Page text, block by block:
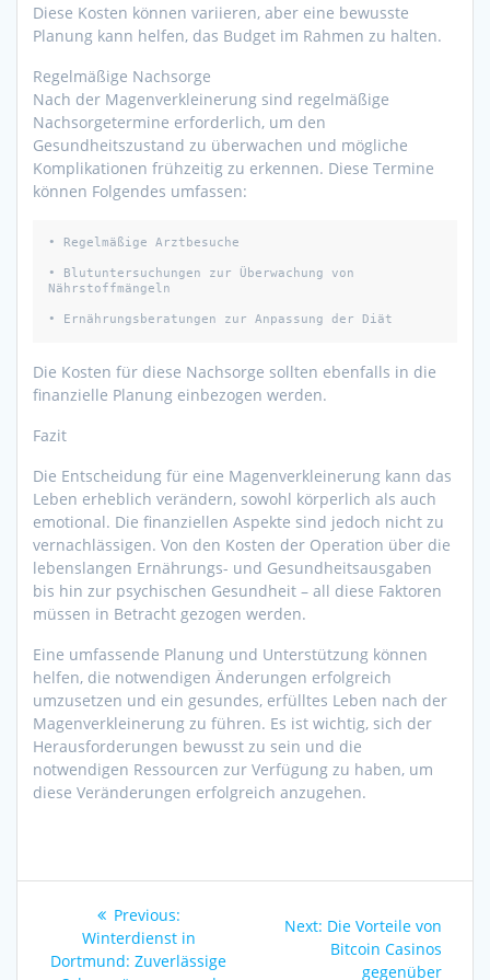
Diese Kosten können variieren, aber eine bewusste
Planung kann helfen, das Budget im Rahmen zu halten.
Regelmäßige Nachsorge
Nach der Magenverkleinerung sind regelmäßige
Nachsorgetermine erforderlich, um den
Gesundheitszustand zu überwachen und mögliche
Komplikationen frühzeitig zu erkennen. Diese Termine
können Folgendes umfassen:
• Regelmäßige Arztbesuche
• Blutuntersuchungen zur Überwachung von
Nährstoffmängeln
• Ernährungsberatungen zur Anpassung der Diät
Die Kosten für diese Nachsorge sollten ebenfalls in die
finanzielle Planung einbezogen werden.
Fazit
Die Entscheidung für eine Magenverkleinerung kann das
Leben erheblich verändern, sowohl körperlich als auch
emotional. Die finanziellen Aspekte sind jedoch nicht zu
vernachlässigen. Von den Kosten der Operation über die
lebenslangen Ernährungs- und Gesundheitsausgaben
bis hin zur psychischen Gesundheit – all diese Faktoren
müssen in Betracht gezogen werden.
Eine umfassende Planung und Unterstützung können
helfen, die notwendigen Änderungen erfolgreich
umzusetzen und ein gesundes, erfülltes Leben nach der
Magenverkleinerung zu führen. Es ist wichtig, sich der
Herausforderungen bewusst zu sein und die
notwendigen Ressourcen zur Verfügung zu haben, um
diese Veränderungen erfolgreich anzugehen.
navigation
Previous:Previous
post:
Winterdienst in
Dortmund: Zuverlässige
Next: Next
post:
Die Vorteile von
Bitcoin Casinos
gegenüber